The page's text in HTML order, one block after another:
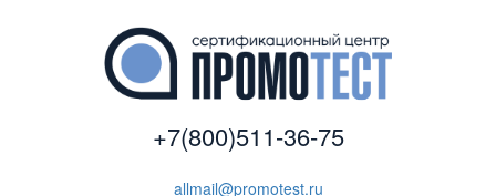
+7(800)511-36-75
allmail@promotest.ru